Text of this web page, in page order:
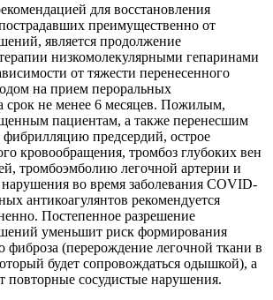
для восстановления
преимущественно от
является продолжение
низкомолекулярными гепаринами
от тяжести перенесенного
на прием пероральных
срок не менее 6 месяцев. Пожилым,
пациентам, а также перенесшим
предсердий, острое
кровообращения, тромбоз глубоких вен
тромбоэмболию легочной артерии и
нарушения во время заболевания COVID-
антикоагулянтов рекомендуется
Постепенное разрешение
уменьшит риск формирования
фиброза (перерождение легочной ткани в
будет сопровождаться одышкой), а
повторные сосудистые нарушения.